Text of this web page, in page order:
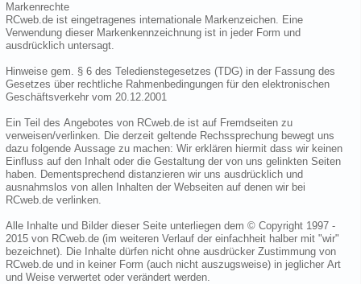
Markenrechte
RCweb.de ist eingetragenes internationale Markenzeichen. Eine
Verwendung dieser Markenkennzeichnung ist in jeder Form und
ausdrücklich untersagt.
Hinweise gem. § 6 des Teledienstegesetzes (TDG) in der Fassung des
Gesetzes über rechtliche Rahmenbedingungen für den elektronischen
Geschäftsverkehr vom 20.12.2001
Ein Teil des Angebotes von RCweb.de ist auf Fremdseiten zu
verweisen/verlinken. Die derzeit geltende Rechssprechung bewegt uns
dazu folgende Aussage zu machen: Wir erklären hiermit dass wir keinen
Einfluss auf den Inhalt oder die Gestaltung der von uns gelinkten Seiten
haben. Dementsprechend distanzieren wir uns ausdrücklich und
ausnahmslos von allen Inhalten der Webseiten auf denen wir bei
RCweb.de verlinken.
Alle Inhalte und Bilder dieser Seite unterliegen dem © Copyright 1997 -
2015 von RCweb.de (im weiteren Verlauf der einfachheit halber mit "wir"
bezeichnet). Die Inhalte dürfen nicht ohne ausdrücker Zustimmung von
RCweb.de und in keiner Form (auch nicht auszugsweise) in jeglicher Art
und Weise verwertet oder verändert werden.